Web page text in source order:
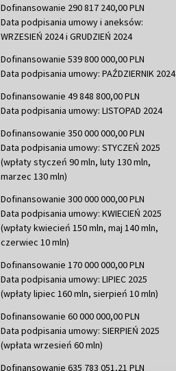
Dofinansowanie 290 817 240,00 PLN
Data podpisania umowy i aneksów:
WRZESIEŃ 2024 i GRUDZIEŃ 2024
Dofinansowanie 539 800 000,00 PLN
Data podpisania umowy: PAŹDZIERNIK 2024
Dofinansowanie 49 848 800,00 PLN
Data podpisania umowy: LISTOPAD 2024
Dofinansowanie 350 000 000,00 PLN
Data podpisania umowy: STYCZEŃ 2025
(wpłaty styczeń 90 mln, luty 130 mln,
marzec 130 mln)
Dofinansowanie 300 000 000,00 PLN
Data podpisania umowy: KWIECIEŃ 2025
(wpłaty kwiecień 150 mln, maj 140 mln,
czerwiec 10 mln)
Dofinansowanie 170 000 000,00 PLN
Data podpisania umowy: LIPIEC 2025
(wpłaty lipiec 160 mln, sierpień 10 mln)
Dofinansowanie 60 000 000,00 PLN
Data podpisania umowy: SIERPIEŃ 2025
(wpłata wrzesień 60 mln)
Dofinansowanie 635 783 051,21 PLN